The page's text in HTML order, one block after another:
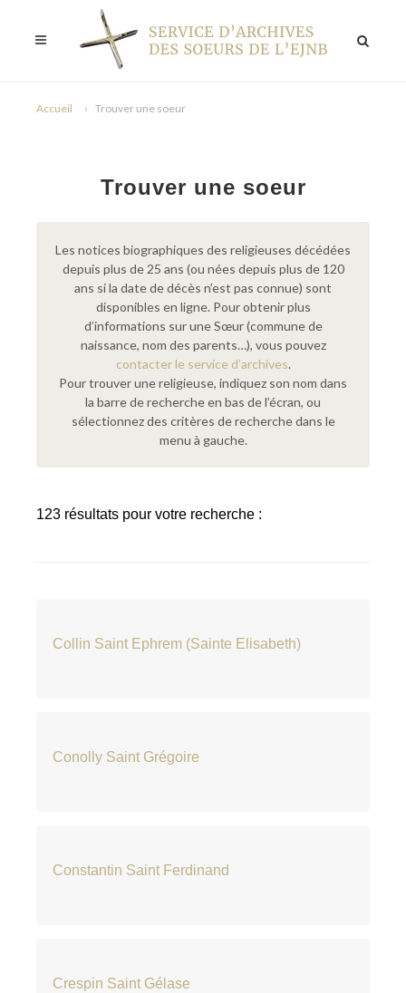
Accueil Trouver une soeur
Trouver une soeur
Les notices biographiques des religieuses décédées
depuis plus de 25 ans (ou nées depuis plus de 120
ans si la date de décès n’est pas connue) sont
disponibles en ligne. Pour obtenir plus
d’informations sur une Sœur (commune de
naissance, nom des parents…), vous pouvez
contacter le service d’archives.
Pour trouver une religieuse, indiquez son nom dans
la barre de recherche en bas de l’écran, ou
sélectionnez des critères de recherche dans le
menu à gauche.
123 résultats pour votre recherche :
Collin Saint Ephrem (Sainte Elisabeth)
Conolly Saint Grégoire
Constantin Saint Ferdinand
Crespin Saint Gélase